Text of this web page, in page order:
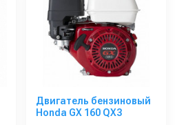
Двигатель бензиновый
Honda GX 160 QX3